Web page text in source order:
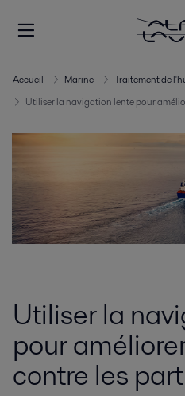
Accueil Marine Traitement de
Utiliser la navigation lente pour
Utiliser la
pour
contre les